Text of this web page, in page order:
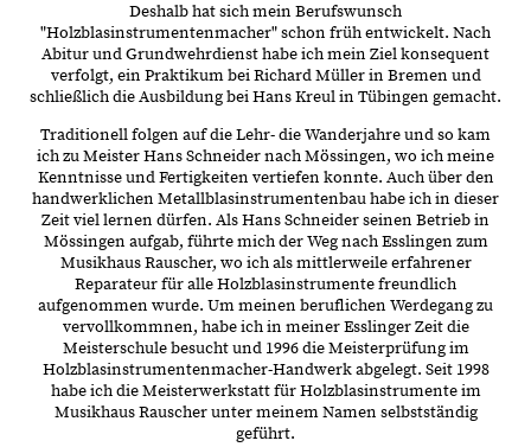
Deshalb hat sich mein Berufswunsch
"Holzblasinstrumentenmacher" schon früh entwickelt. Nach
Abitur und Grundwehrdienst habe ich mein Ziel konsequent
verfolgt, ein Praktikum bei Richard Müller in Bremen und
schließlich die Ausbildung bei Hans Kreul in Tübingen gemacht.
Traditionell folgen auf die Lehr- die Wanderjahre und so kam
ich zu Meister Hans Schneider nach Mössingen, wo ich meine
Kenntnisse und Fertigkeiten vertiefen konnte. Auch über den
handwerklichen Metallblasinstrumentenbau habe ich in dieser
Zeit viel lernen dürfen. Als Hans Schneider seinen Betrieb in
Mössingen aufgab, führte mich der Weg nach Esslingen zum
Musikhaus Rauscher, wo ich als mittlerweile erfahrener
Reparateur für alle Holzblasinstrumente freundlich
aufgenommen wurde. Um meinen beruflichen Werdegang zu
vervollkommnen, habe ich in meiner Esslinger Zeit die
Meisterschule besucht und 1996 die Meisterprüfung im
Holzblasinstrumentenmacher-Handwerk abgelegt. Seit 1998
habe ich die Meisterwerkstatt für Holzblasinstrumente im
Musikhaus Rauscher unter meinem Namen selbstständig
geführt.